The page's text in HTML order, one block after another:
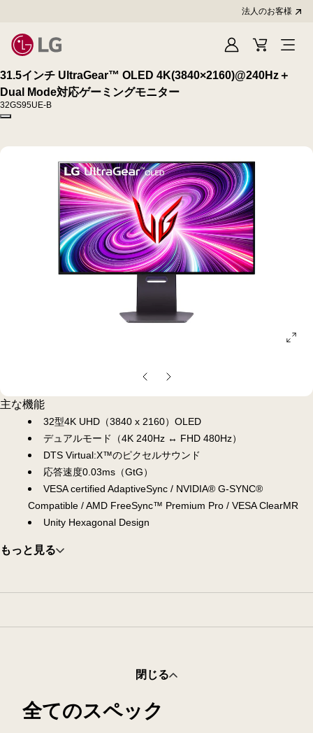
法人のお客様
Sign
In
Cart
31.5インチ UltraGear™ OLED 4K(3840×2160)@240Hz＋
Dual Mode対応ゲーミングモニター
32GS95UE-B
Copy model name
前
の
ド
次
の
ラ
ド
主な機能
32型4K UHD（3840 x 2160）OLED
デュアルモード（4K 240Hz ↔ FHD 480Hz）
DTS Virtual:X™のピクセルサウンド
応答速度0.03ms（GtG）
VESA certified AdaptiveSync / NVIDIA® G-SYNC®
Compatible / AMD FreeSync™ Premium Pro / VESA ClearMR
Unity Hexagonal Design
もっと見る
閉じる
全てのスペック